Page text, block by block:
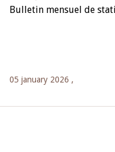
Bulletin mensuel de
05 january 2026 ,